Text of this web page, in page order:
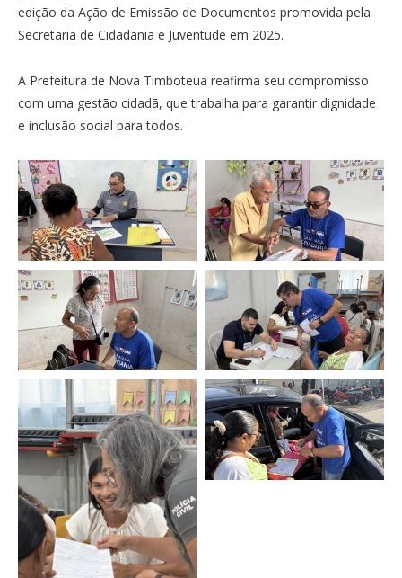
edição da Ação de Emissão de Documentos promovida pela
Secretaria de Cidadania e Juventude em 2025.
A Prefeitura de Nova Timboteua reafirma seu compromisso
com uma gestão cidadã, que trabalha para garantir dignidade
e inclusão social para todos.